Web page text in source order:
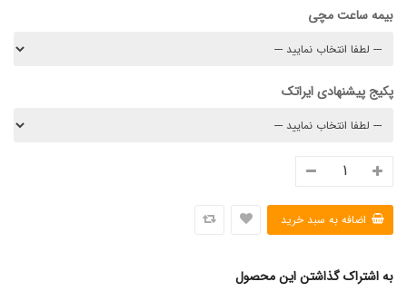
بیمه ساعت مچی
پکیج پیشنهادی ایراتک
به اشتراک گذاشتن این محصول